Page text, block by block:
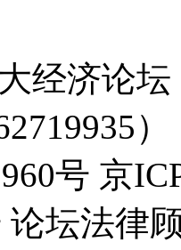
经济论
）
号 京
论坛法律